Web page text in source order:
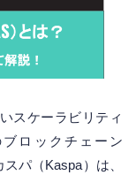
スケーラビリティ
ロックチェーン
パ（Kaspa）は、